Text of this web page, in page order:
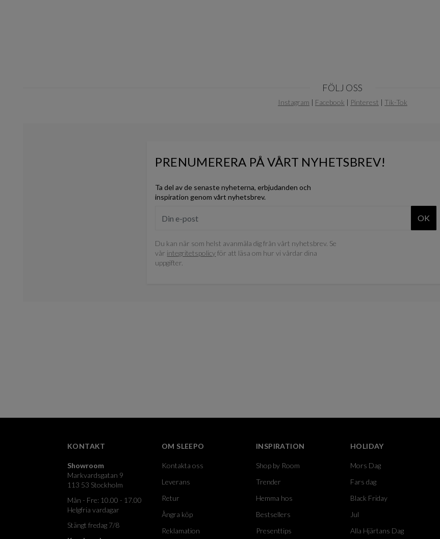
FÖLJ OSS
Instagram | Facebook | Pinterest | Tik-Tok
PRENUMERERA PÅ VÅRT NYHETSBREV!
Ta del av de senaste nyheterna, erbjudanden och
inspiration genom vårt nyhetsbrev.
OK
Du kan när som helst avanmäla dig från vårt nyhetsbrev. Se
vår integritetspolicyför att läsa om hur vi vårdar dina
uppgifter.
KONTAKT
Showroom
Markvardsgatan 9
113 53 Stockholm
Mån - Fre: 10.00 - 17.00
Helgfria vardagar
Stängt fredag 7/8
OM SLEEPO
Kontakta oss
Leverans
Retur
Ångra köp
Reklamation
INSPIRATION
Shop by Room
Trender
Hemma hos
Bestsellers
Presenttips
HOLIDAY
Mors Dag
Fars dag
Black Friday
Jul
Alla Hjärtans Dag